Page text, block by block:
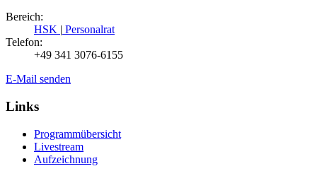
Bereich:
HSK
Personalrat
Telefon:
+49 341 3076-6155
E-Mail senden
Links
Programmübersicht
Livestream
Aufzeichnung